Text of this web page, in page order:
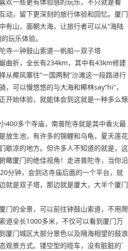
动，留下更深刻的旅行体验和回忆。厦门
有山，面朝大海，让旅行者可以从“海陆
玩乐体验。
寺—钟鼓山索道—帆船—双子塔
曲折，全长有234km，其中有43km修建
从椰风寨往“一国两制”沙滩这一段路进行
可以慢悠悠的与大海和椰林say“hi”，
开始体验，就能体会到这就是一种多么惬
400多个寺庙，南普陀寺就是其中香火最
放生池，有许多的锦鲤和乌龟，夏天莲花
歇凉的地方。但许多人不知道的就是，这
瞰厦门的绝佳视角！走进普陀寺，当你沿
分钟，会到达寺庙后面的一个平台，就
就是双子塔，那边就是厦大，大半个厦门
门的全景，可以前往钟鼓山索道，不用爬
道全长1000多米，不仅可以看到厦门万
厦门城区大部分景色以及隔海相望的鼓浪
观景方式。镂空型的缆车，没有脏脏的`